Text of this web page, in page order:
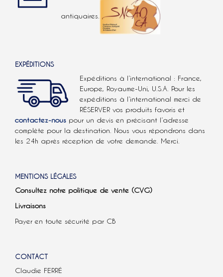
antiquaires.
EXPÉDITIONS
Expéditions à l’international : France,
Europe, Royaume-Uni, U.S.A. Pour les
expéditions à l’international merci de
RÉSERVER vos produits favoris et
contactez-nous pour un devis en précisant l’adresse
complète pour la destination. Nous vous répondrons dans
les 24h après réception de votre demande. Merci.
MENTIONS LÉGALES
Consultez notre politique de vente (CVG)
Livraisons
Payer en toute sécurité par CB
CONTACT
Claudie FERRÉ